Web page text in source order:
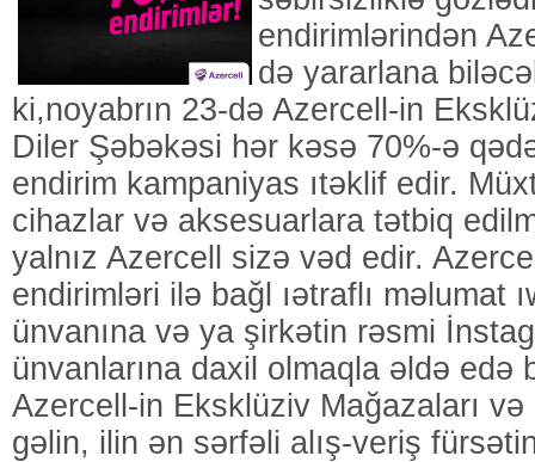
endirimlərindən
də yararlana
ki,noyabrın 23-də Azercell-in
Diler Şəbəkəsi hər kəsə 70%-ə
endirim kampaniyas ıtəklif edir.
cihazlar və aksesuarlara tətbiq
yalnız Azercell sizə vəd edir.
endirimləri ilə bağl ıətraflı məlumat
ünvanına və ya şirkətin rəsmi
ünvanlarına daxil olmaqla əldə edə
Azercell-in Eksklüziv Mağazaları
gəlin, ilin ən sərfəli alış-veriş